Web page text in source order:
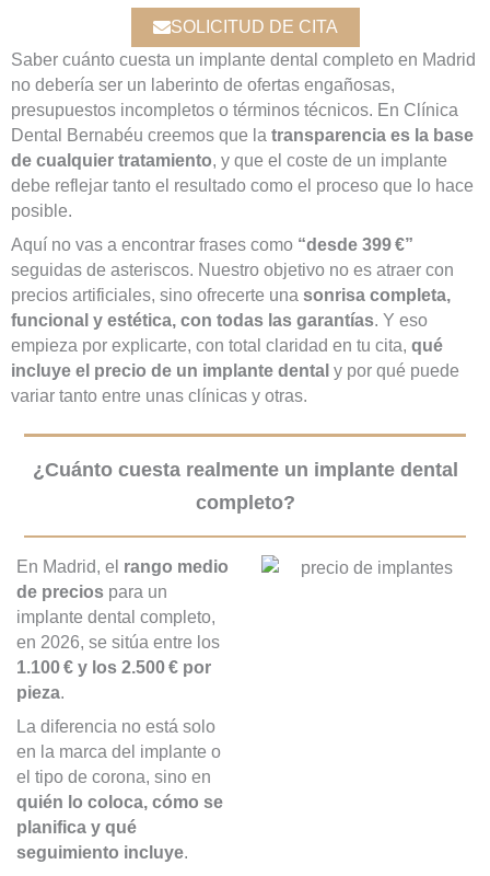
SOLICITUD DE CITA
Saber cuánto cuesta un implante dental completo en Madrid
no debería ser un laberinto de ofertas engañosas,
presupuestos incompletos o términos técnicos. En Clínica
Dental Bernabéu creemos que la transparencia es la base
de cualquier tratamiento, y que el coste de un implante
debe reflejar tanto el resultado como el proceso que lo hace
posible.
Aquí no vas a encontrar frases como “desde 399 €”
seguidas de asteriscos. Nuestro objetivo no es atraer con
precios artificiales, sino ofrecerte una sonrisa completa,
funcional y estética, con todas las garantías. Y eso
empieza por explicarte, con total claridad en tu cita, qué
incluye el precio de un implante dental y por qué puede
variar tanto entre unas clínicas y otras.
¿Cuánto cuesta realmente un implante dental
completo?
En Madrid, el rango medio
de precios para un
implante dental completo,
en 2026, se sitúa entre los
1.100 € y los 2.500 € por
pieza.
La diferencia no está solo
en la marca del implante o
el tipo de corona, sino en
quién lo coloca, cómo se
planifica y qué
seguimiento incluye.